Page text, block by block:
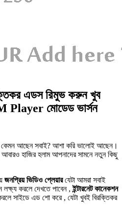
এডস রিমুভ করুন খুব
Player মোডেড ভার্সন
কেমন আছেন সবাই? আশা করি ভালোই আছেন।
হাজির হলাম আপনাদের সামনে নতুন কিছু
জনপ্রিয় ভিডিও প্লেয়ারযেটা আমরা সবাই
লক্ষ্য করলে দেখতে পাবেন ,ইন্টারনেট কানেকশন
সাইডে এড শো করে , যেটা খুবই বিরক্তিকর